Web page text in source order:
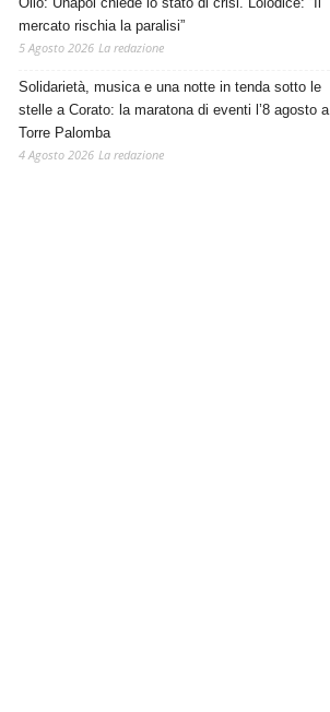
mercato rischia la paralisi”
5 Agosto 2026 La redazione
Solidarietà, musica e una notte in tenda sotto le
stelle a Corato: la maratona di eventi l’8 agosto a
Torre Palomba
4 Agosto 2026 La redazione